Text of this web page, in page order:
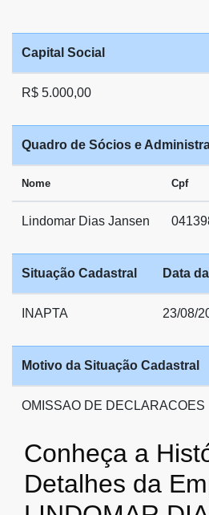
Capital Social
R$ 5.000,00
Quadro de Sócios e
Nome Cpf
Lindomar Dias Jansen
Situação Cadastral Data
INAPTA 23/08/
Motivo da Situação Cadastral
OMISSAO DE DECLARACOES
Conheça a
Detalhes da